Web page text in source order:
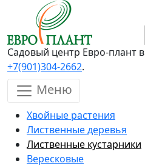
Перейти к основному
Садовый центр Евро-плант
+7(901)304-2662.
Меню
Хвойные растения
Лиственные деревья
Лиственные кустарники
Вересковые